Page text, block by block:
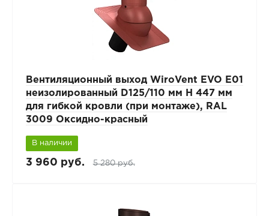
Вентиляционный выход WiroVent EVO E01
неизолированный D125/110 мм Н 447 мм
для гибкой кровли (при монтаже), RAL
3009 Оксидно-красный
В наличии
3 960 руб. 5 280 руб.